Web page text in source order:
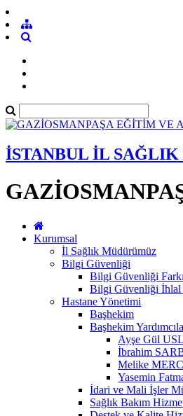
İSTANBUL İL
Kurumsal
İl Sağlık Müdürümüz
Bilgi Güvenliği
Bilgi Güvenliği
Bilgi Güvenliği İhlal
Hastane Yönetimi
Başhekim
Başhekim
Ayşe Gül
İbrahim
Melike
Yasemin
İdari ve Mali İşler
Sağlık Bakım